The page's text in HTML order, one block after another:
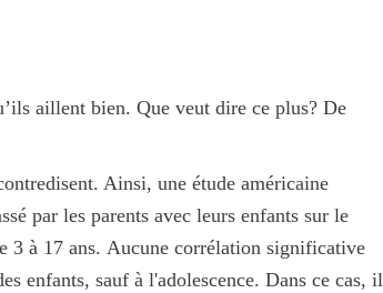
aillent bien. Que veut dire ce plus? De
Ainsi, une étude américaine
par les parents avec leurs enfants sur le
3 à 17 ans. Aucune corrélation significative
enfants, sauf à l'adolescence. Dans ce cas, il